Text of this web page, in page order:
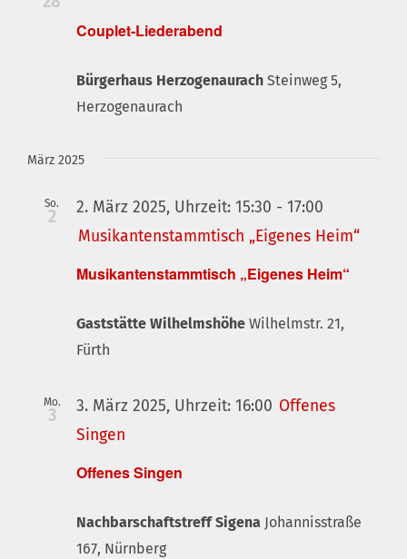
Couplet-Liederabend
Bürgerhaus Herzogenaurach Steinweg 5,
Herzogenaurach
März 2025
So.
2
Musikantenstammtisch „Eigenes Heim“
2. März 2025, Uhrzeit: 15:30 - 17:00
Musikantenstammtisch „Eigenes Heim“
Gaststätte Wilhelmshöhe Wilhelmstr. 21,
Fürth
Mo.
3
Offenes Singen
3. März 2025, Uhrzeit: 16:00 Offenes
Singen
Nachbarschaftstreff Sigena Johannisstraße
167, Nürnberg